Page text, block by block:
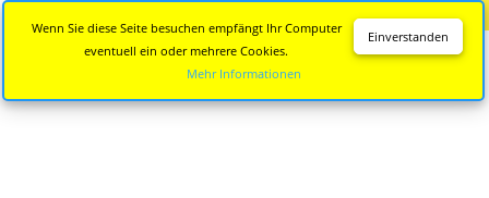
Einverstanden
Wenn Sie diese Seite besuchen empfängt Ihr Computer
eventuell ein oder mehrere Cookies.
Mehr Informationen